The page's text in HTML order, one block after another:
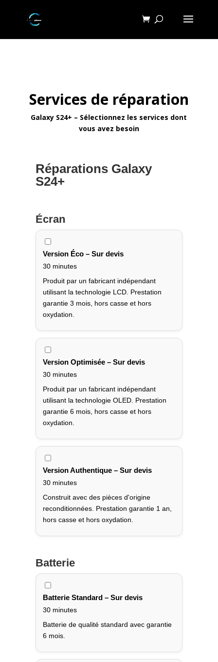
Services de réparation
Galaxy S24+ – Sélectionnez les services dont
vous avez besoin
Réparations Galaxy
S24+
Écran
Version Éco – Sur devis
30 minutes
Produit par un fabricant indépendant
utilisant la technologie LCD. Prestation
garantie 3 mois, hors casse et hors
oxydation.
Version Optimisée – Sur devis
30 minutes
Produit par un fabricant indépendant
utilisant la technologie OLED. Prestation
garantie 6 mois, hors casse et hors
oxydation.
Version Authentique – Sur devis
30 minutes
Construit avec des pièces d'origine
reconditionnées. Prestation garantie 1 an,
hors casse et hors oxydation.
Batterie
Batterie Standard – Sur devis
30 minutes
Batterie de qualité standard avec garantie
6 mois.